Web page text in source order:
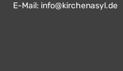
E-Mail: info@kirchenasyl.de